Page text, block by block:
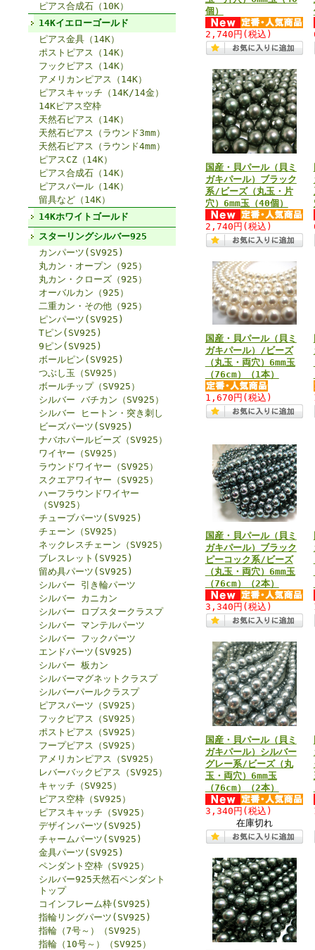
ピアス合成石（10K）
14Kイエローゴールド
ピアス金具（14K）
ポストピアス（14K）
フックピアス（14K）
アメリカンピアス（14K）
ピアスキャッチ（14K/14金）
14Kピアス空枠
天然石ピアス（14K）
天然石ピアス（ラウンド3mm）
天然石ピアス（ラウンド4mm）
ピアスCZ（14K）
ピアス合成石（14K）
ピアスパール（14K）
留具など（14K）
14Kホワイトゴールド
スターリングシルバー925
カンパーツ(SV925)
丸カン・オープン（925）
丸カン・クローズ（925）
オーバルカン（925）
二重カン・その他（925）
ピンパーツ(SV925)
Tピン(SV925)
9ピン(SV925)
ボールピン(SV925)
つぶし玉（SV925）
ボールチップ（SV925）
シルバー バチカン（SV925）
シルバー ヒートン・突き刺し
ビーズパーツ(SV925)
ナバホパールビーズ（SV925）
ワイヤー（SV925）
ラウンドワイヤー（SV925）
スクエアワイヤー（SV925）
ハーフラウンドワイヤー
（SV925）
チューブパーツ(SV925)
チェーン（SV925）
ネックレスチェーン（SV925）
ブレスレット(SV925)
留め具パーツ(SV925)
シルバー 引き輪パーツ
シルバー カニカン
シルバー ロブスタークラスプ
シルバー マンテルパーツ
シルバー フックパーツ
エンドパーツ(SV925)
シルバー 板カン
シルバーマグネットクラスプ
シルバーパールクラスプ
ピアスパーツ（SV925）
フックピアス（SV925）
ポストピアス（SV925）
フープピアス（SV925）
アメリカンピアス（SV925）
レバーバックピアス（SV925）
キャッチ（SV925）
ピアス空枠（SV925）
ピアスキャッチ（SV925）
デザインパーツ(SV925)
チャームパーツ(SV925)
金具パーツ(SV925)
ペンダント空枠（SV925）
シルバー925天然石ペンダント
トップ
コインフレーム枠(SV925)
指輪リングパーツ(SV925)
指輪（7号～）（SV925）
指輪（10号～）（SV925）
個）
2,740円 (税込)
国産・貝パール（貝ミ
ガキパール）ブラック
系/ビーズ（丸玉・片
穴）6mm玉（40個）
2,740円 (税込)
国産・貝パール（貝ミ
ガキパール）/ビーズ
（丸玉・両穴）6mm玉
（76cm）（1本）
1,670円 (税込)
国産・貝パール（貝ミ
ガキパール）ブラック
ピーコック系/ビーズ
（丸玉・両穴）6mm玉
（76cm）（2本）
3,340円 (税込)
国産・貝パール（貝ミ
ガキパール）シルバー
グレー系/ビーズ（丸
玉・両穴）6mm玉
（76cm）（2本）
3,340円 (税込)
在庫切れ